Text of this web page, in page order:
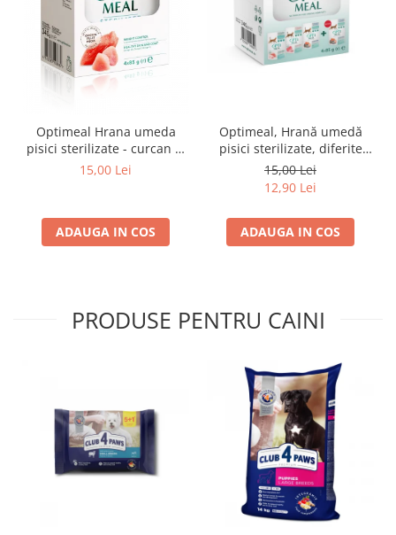
Optimeal Hrana umeda
pisici sterilizate - curcan si
pui in sos, set 3+1,
15,00 Lei
ADAUGA IN COS
Optimeal, Hrană umedă
pisici sterilizate, diferite
arome, (3+1), 0.34kg
15,00 Lei
12,90 Lei
ADAUGA IN COS
PRODUSE PENTRU CAINI